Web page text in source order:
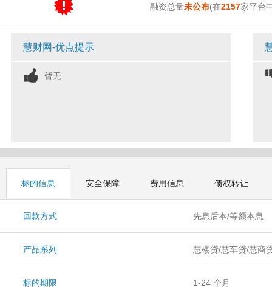
融资总量未公布(在2157家平台
慧财网-优点提示
暂无
标的信息 安全保障 费用信息 债权转让
回款方式 先息后本/等额本息
产品系列 慧楼贷/慧车贷/慧商
标的期限 1-24 个月